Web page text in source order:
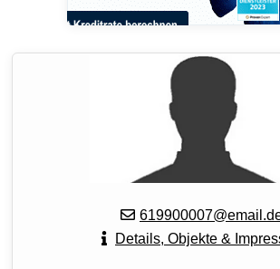
Details, Objekte &